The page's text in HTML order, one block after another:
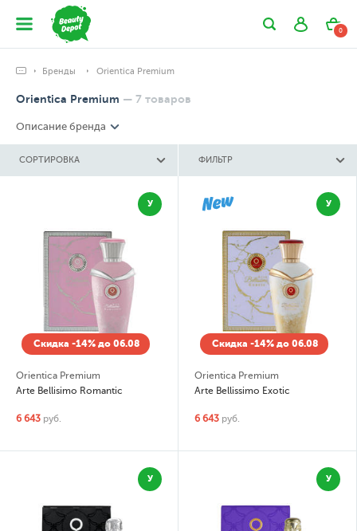
0
Бренды Orientica Premium
Orientica Premium — 7 товаров
Описание бренда
СОРТИРОВКА ФИЛЬТР
У
Скидка -14% до 06.08
Orientica Premium
Arte Bellisimo Romantic
6 643 руб.
У
Скидка -14% до 06.08
Orientica Premium
Arte Bellissimo Exotic
6 643 руб.
У У